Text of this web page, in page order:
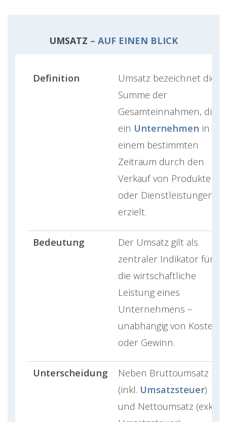
UMSATZ – AUF EINEN BLICK
Definition
Umsatz bezeichnet die
Summe der
Gesamteinnahmen, die
ein Unternehmen in
einem bestimmten
Zeitraum durch den
Verkauf von Produkten
oder Dienstleistungen
erzielt.
Bedeutung
Der Umsatz gilt als
zentraler Indikator für
die wirtschaftliche
Leistung eines
Unternehmens –
unabhängig von Kosten
oder Gewinn.
Unterscheidung
Neben Bruttoumsatz
(inkl. Umsatzsteuer)
und Nettoumsatz (exkl.